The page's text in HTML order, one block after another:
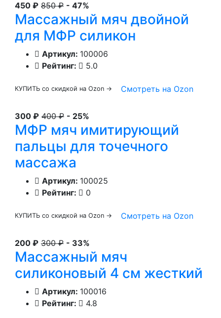
450 ₽ 850 ₽ - 47%
Массажный мяч двойной
для МФР силикон
Артикул: 100006
Рейтинг:
5.0
КУПИТЬ со скидкой на Ozon → Смотреть на Ozon
300 ₽ 400 ₽ - 25%
МФР мяч имитирующий
пальцы для точечного
массажа
Артикул: 100025
Рейтинг:
0
КУПИТЬ со скидкой на Ozon → Смотреть на Ozon
200 ₽ 300 ₽ - 33%
Массажный мяч
силиконовый 4 см жесткий
Артикул: 100016
Рейтинг:
4.8